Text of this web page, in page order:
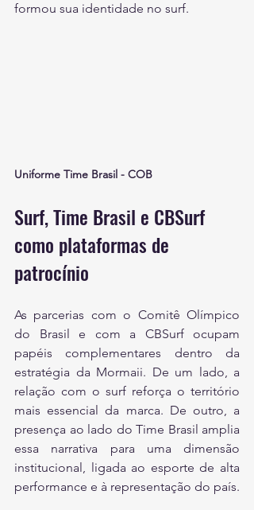
formou sua identidade no surf.
Uniforme Time Brasil - COB
Surf, Time Brasil e CBSurf
como plataformas de
patrocínio
As parcerias com o Comitê Olímpico
do Brasil e com a CBSurf ocupam
papéis complementares dentro da
estratégia da Mormaii. De um lado, a
relação com o surf reforça o território
mais essencial da marca. De outro, a
presença ao lado do Time Brasil amplia
essa narrativa para uma dimensão
institucional, ligada ao esporte de alta
performance e à representação do país.